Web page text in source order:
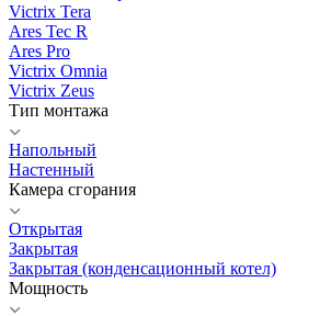
Victrix Tera
Ares Tec R
Ares Pro
Victrix Omnia
Victrix Zeus
Тип монтажа
Напольный
Настенный
Камера сгорания
Открытая
Закрытая
Закрытая (конденсационный котел)
Мощность